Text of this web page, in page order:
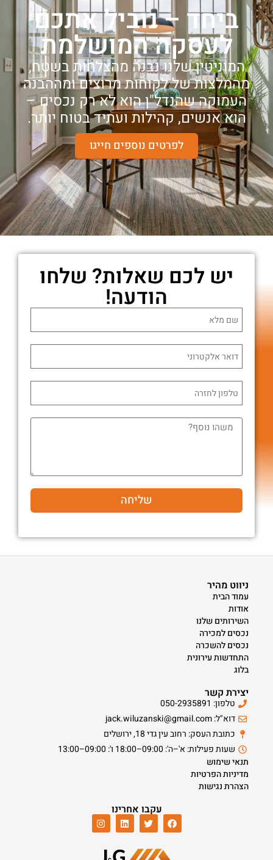
ביחד – נוביל אתכם
לעסקה המושלמת
המוניטין שלנו נבנה מהצלחות בשטח,
מהמלצות של לקוחות מרוצים ומההבנה
העמוקה שהנדל"ן הוא לא רק נכסים –
הוא אנשים, קהילות ועתיד בטוח יותר.
לפרטים נוספים חייגו
יש לכם שאלות? שלחו
הודעה!
שליחה
ניווט מהיר
עמוד הבית
אודות
השירותים שלנו
נכסים למכירה
נכסים להשכרה
התחדשות עירונית
בלוג
יצירת קשר
טלפון: 050-2935891
דוא"ל: jack.wiluzanski@gmail.com
כתובת העסק: רחוב עין גדי 18, ירושלים
שעות פעילות: א'–ה': 09:00–18:00 ו': 09:00–13:00
תנאי שימוש
מדיניות הפרטיות
הצהרת נגישות
עקבו אחרינו